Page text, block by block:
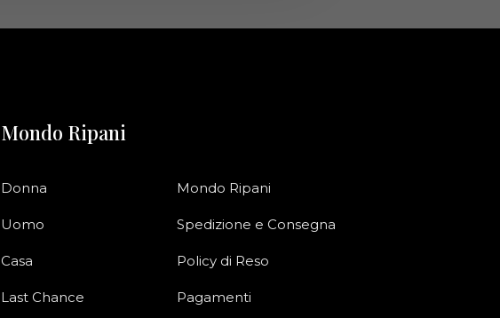
Mondo Ripani
Donna
Uomo
Casa
Last Chance
Mondo Ripani
Spedizione e Consegna
Policy di Reso
Pagamenti